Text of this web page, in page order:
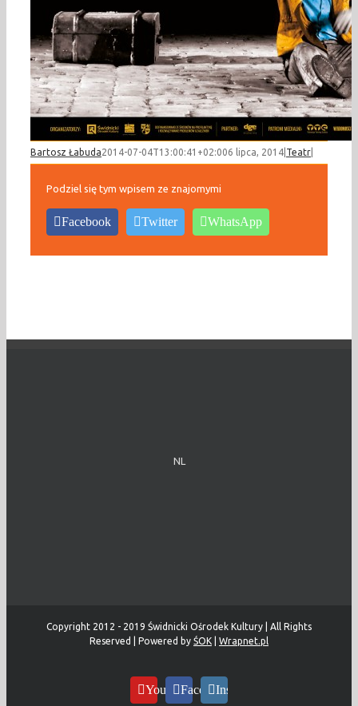
Bartosz Łabuda2014-07-04T13:00:41+02:006 lipca, 2014 Teatr
Podziel się tym wpisem ze znajomymi
Facebook Twitter WhatsApp
NL
Copyright 2012 - 2019 Świdnicki Ośrodek Kultury | All Rights
Reserved | Powered by ŚOK Wrapnet.pl
YouTubeFacebookInstagram